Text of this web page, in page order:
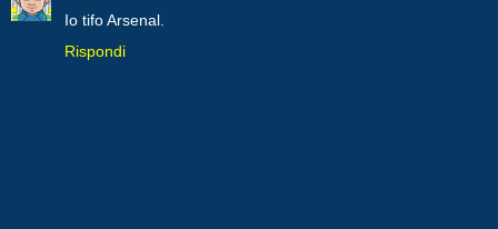
Io tifo Arsenal.
Rispondi